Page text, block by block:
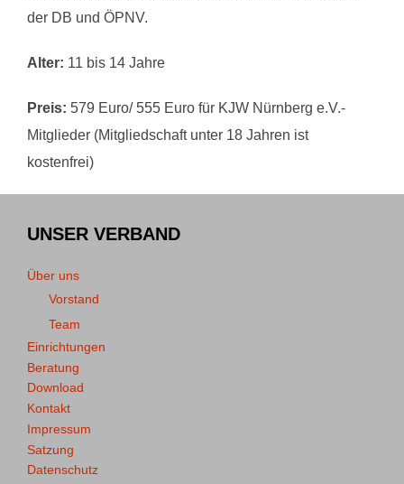
der DB und ÖPNV.
Alter: 11 bis 14 Jahre
Preis: 579 Euro/ 555 Euro für KJW Nürnberg e.V.-
Mitglieder (Mitgliedschaft unter 18 Jahren ist
kostenfrei)
UNSER VERBAND
Über uns
Vorstand
Team
Einrichtungen
Beratung
Download
Kontakt
Impressum
Satzung
Datenschutz